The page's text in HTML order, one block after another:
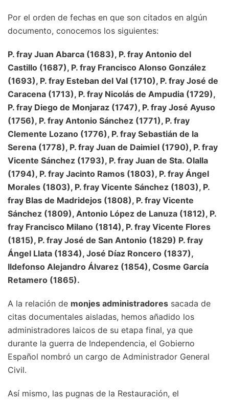
Por el orden de fechas en que son citados en algún
documento, conocemos los siguientes:
P. fray Juan Abarca (1683), P. fray Antonio del
Castillo (1687), P. fray Francisco Alonso González
(1693), P. fray Esteban del Val (1710), P. fray José de
Caracena (1713), P. fray Nicolás de Ampudia (1729),
P. fray Diego de Monjaraz (1747), P. fray José Ayuso
(1756), P. fray Antonio Sánchez (1771), P. fray
Clemente Lozano (1776), P. fray Sebastián de la
Serena (1778), P. fray Juan de Daimiel (1790), P. fray
Vicente Sánchez (1793), P. fray Juan de Sta. Olalla
(1794), P. fray Jacinto Ramos (1803), P. fray Ángel
Morales (1803), P. fray Vicente Sánchez (1803), P.
fray Blas de Madridejos (1808), P. fray Vicente
Sánchez (1809), Antonio López de Lanuza (1812), P.
fray Francisco Milano (1814), P. fray Vicente Flores
(1815), P. fray José de San Antonio (1829) P. fray
Ángel Llata (1834), José Díaz Roncero (1837),
Ildefonso Alejandro Álvarez (1854), Cosme García
Retamero (1865).
A la relación de monjes administradores sacada de
citas documentales aisladas, hemos añadido los
administradores laicos de su etapa final, ya que
durante la guerra de Independencia, el Gobierno
Español nombró un cargo de Administrador General
Civil.
Así mismo, las pugnas de la Restauración, el